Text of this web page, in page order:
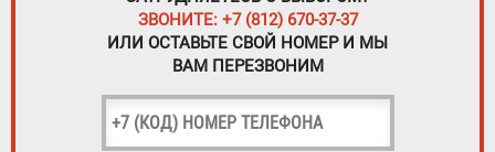
ЗВОНИТЕ: +7 (812) 670-37-37
ИЛИ ОСТАВЬТЕ СВОЙ НОМЕР И МЫ
ВАМ ПЕРЕЗВОНИМ